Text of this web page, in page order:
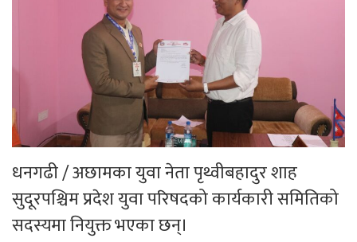
धनगढी / अछामका युवा नेता पृथ्वीबहादुर शाह
सुदूरपश्चिम प्रदेश युवा परिषदको कार्यकारी समितिको
सदस्यमा नियुक्त भएका छन्।